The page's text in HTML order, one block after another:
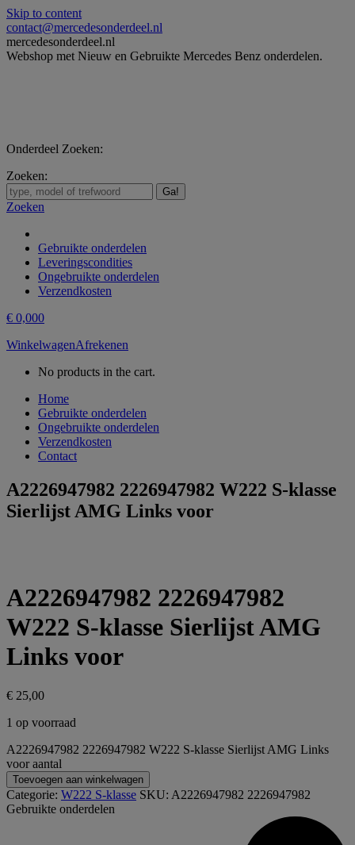
Skip to content
contact@mercedesonderdeel.nl
mercedesonderdeel.nl
Webshop met Nieuw en Gebruikte Mercedes Benz onderdelen.
Onderdeel Zoeken:
Zoeken:
Zoeken
Gebruikte onderdelen
Leveringscondities
Ongebruikte onderdelen
Verzendkosten
€ 0,000
WinkelwagenAfrekenen
No products in the cart.
Home
Gebruikte onderdelen
Ongebruikte onderdelen
Verzendkosten
Contact
A2226947982 2226947982 W222 S-klasse
Sierlijst AMG Links voor
A2226947982 2226947982
W222 S-klasse Sierlijst AMG
Links voor
€ 25,00
1 op voorraad
A2226947982 2226947982 W222 S-klasse Sierlijst AMG Links
voor aantal
Toevoegen aan winkelwagen
Categorie: W222 S-klasse SKU: A2226947982 2226947982
Gebruikte onderdelen